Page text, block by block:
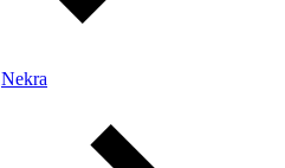
Nekra